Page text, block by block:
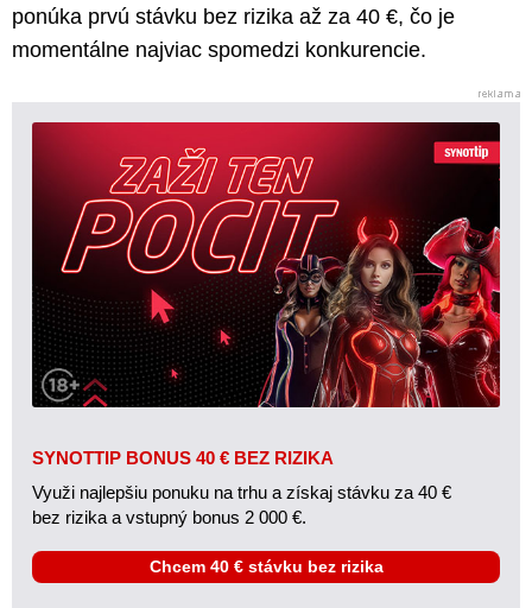
ponúka prvú stávku bez rizika až za 40 €, čo je
momentálne najviac spomedzi konkurencie.
SYNOTTIP BONUS 40 € BEZ RIZIKA
Využi najlepšiu ponuku na trhu a získaj stávku za 40 €
bez rizika a vstupný bonus 2 000 €.
Chcem 40 € stávku bez rizika